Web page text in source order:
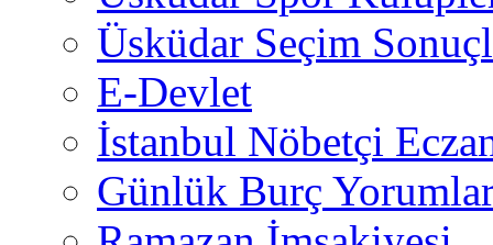
Üsküdar Seçim
E-Devlet
İstanbul Nöbetçi
Günlük Burç